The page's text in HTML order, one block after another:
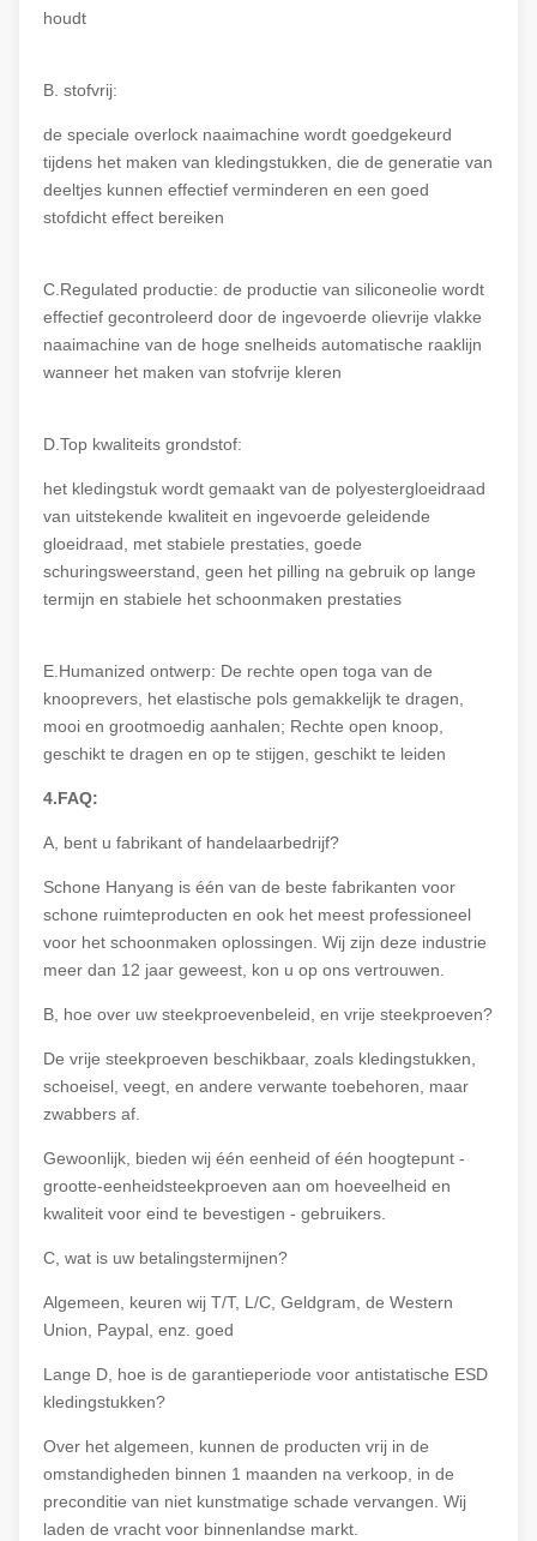
houdt
B. stofvrij:
de speciale overlock naaimachine wordt goedgekeurd
tijdens het maken van kledingstukken, die de generatie van
deeltjes kunnen effectief verminderen en een goed
stofdicht effect bereiken
C.Regulated productie: de productie van siliconeolie wordt
effectief gecontroleerd door de ingevoerde olievrije vlakke
naaimachine van de hoge snelheids automatische raaklijn
wanneer het maken van stofvrije kleren
D.Top kwaliteits grondstof:
het kledingstuk wordt gemaakt van de polyestergloeidraad
van uitstekende kwaliteit en ingevoerde geleidende
gloeidraad, met stabiele prestaties, goede
schuringsweerstand, geen het pilling na gebruik op lange
termijn en stabiele het schoonmaken prestaties
E.Humanized ontwerp: De rechte open toga van de
knooprevers, het elastische pols gemakkelijk te dragen,
mooi en grootmoedig aanhalen; Rechte open knoop,
geschikt te dragen en op te stijgen, geschikt te leiden
4.FAQ:
A, bent u fabrikant of handelaarbedrijf?
Schone Hanyang is één van de beste fabrikanten voor
schone ruimteproducten en ook het meest professioneel
voor het schoonmaken oplossingen. Wij zijn deze industrie
meer dan 12 jaar geweest, kon u op ons vertrouwen.
B, hoe over uw steekproevenbeleid, en vrije steekproeven?
De vrije steekproeven beschikbaar, zoals kledingstukken,
schoeisel, veegt, en andere verwante toebehoren, maar
zwabbers af.
Gewoonlijk, bieden wij één eenheid of één hoogtepunt -
grootte-eenheidsteekproeven aan om hoeveelheid en
kwaliteit voor eind te bevestigen - gebruikers.
C, wat is uw betalingstermijnen?
Algemeen, keuren wij T/T, L/C, Geldgram, de Western
Union, Paypal, enz. goed
Lange D, hoe is de garantieperiode voor antistatische ESD
kledingstukken?
Over het algemeen, kunnen de producten vrij in de
omstandigheden binnen 1 maanden na verkoop, in de
preconditie van niet kunstmatige schade vervangen. Wij
laden de vracht voor binnenlandse markt.